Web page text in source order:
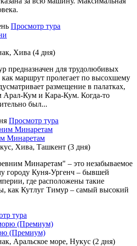
Просмотр тура
Хива (4 дня)
предназначен для трудолюбивых
как маршрут пролегает по высохшему
размещение в палатках,
Арал-Кум и Кара-Кум. Когда-то
был...
Просмотр тура
Минаретам
Хива, Ташкент (3 дня)
Минаретам" – это незабываемое
городу Куня-Ургенч – бывшей
где расположены такие
как Кутлуг Тимур – самый высокий
тура
(Премиум)
Аральское море, Нукус (2 дня)